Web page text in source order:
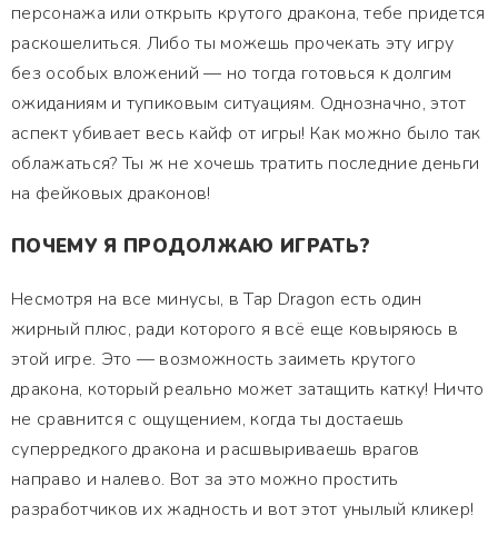
персонажа или открыть крутого дракона, тебе придется
раскошелиться. Либо ты можешь прочекать эту игру
без особых вложений — но тогда готовься к долгим
ожиданиям и тупиковым ситуациям. Однозначно, этот
аспект убивает весь кайф от игры! Как можно было так
облажаться? Ты ж не хочешь тратить последние деньги
на фейковых драконов!
ПОЧЕМУ Я ПРОДОЛЖАЮ ИГРАТЬ?
Несмотря на все минусы, в Tap Dragon есть один
жирный плюс, ради которого я всё еще ковыряюсь в
этой игре. Это — возможность заиметь крутого
дракона, который реально может затащить катку! Ничто
не сравнится с ощущением, когда ты достаешь
суперредкого дракона и расшвыриваешь врагов
направо и налево. Вот за это можно простить
разработчиков их жадность и вот этот унылый кликер!